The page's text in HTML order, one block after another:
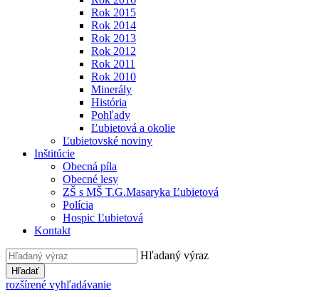
Rok 2015
Rok 2014
Rok 2013
Rok 2012
Rok 2011
Rok 2010
Minerály
História
Pohľady
Ľubietová a okolie
Ľubietovské noviny
Inštitúcie
Obecná píla
Obecné lesy
ZŠ s MŠ T.G.Masaryka Ľubietová
Polícia
Hospic Ľubietová
Kontakt
Hľadaný výraz
Hľadať
rozšírené vyhľadávanie